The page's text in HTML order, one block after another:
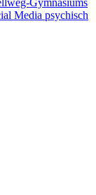
Gymnasiums
Media psychisch